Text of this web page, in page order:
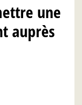
une
auprès